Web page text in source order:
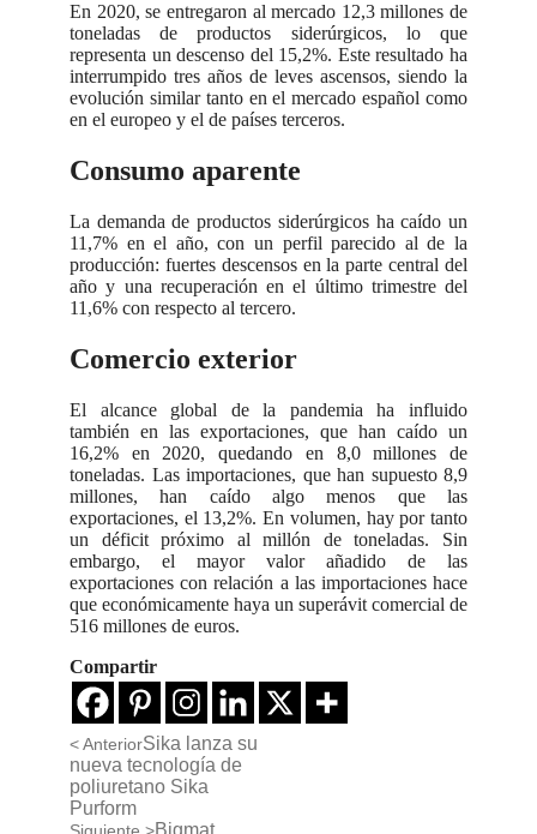
En 2020, se entregaron al mercado 12,3 millones de
toneladas de productos siderúrgicos, lo que
representa un descenso del 15,2%. Este resultado ha
interrumpido tres años de leves ascensos, siendo la
evolución similar tanto en el mercado español como
en el europeo y el de países terceros.
Consumo aparente
La demanda de productos siderúrgicos ha caído un
11,7% en el año, con un perfil parecido al de la
producción: fuertes descensos en la parte central del
año y una recuperación en el último trimestre del
11,6% con respecto al tercero.
Comercio exterior
El alcance global de la pandemia ha influido
también en las exportaciones, que han caído un
16,2% en 2020, quedando en 8,0 millones de
toneladas. Las importaciones, que han supuesto 8,9
millones, han caído algo menos que las
exportaciones, el 13,2%. En volumen, hay por tanto
un déficit próximo al millón de toneladas. Sin
embargo, el mayor valor añadido de las
exportaciones con relación a las importaciones hace
que económicamente haya un superávit comercial de
516 millones de euros.
Compartir
< AnteriorSika lanza su
nueva tecnología de
poliuretano Sika
Purform
Bigmat